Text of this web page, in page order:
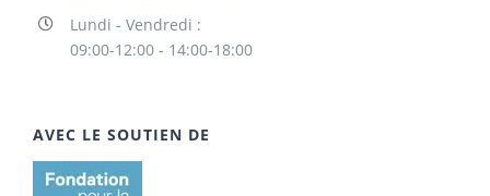
Lundi - Vendredi :
09:00-12:00 - 14:00-18:00
AVEC LE SOUTIEN DE